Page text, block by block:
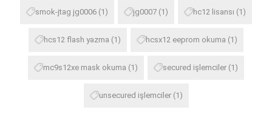
smok-jtag jg0006 (1) jg0007 (1) hc12 lisansı (1)
hcs12 flash yazma (1) hcsx12 eeprom okuma (1)
mc9s12xe mask okuma (1) secured işlemciler (1)
unsecured işlemciler (1)